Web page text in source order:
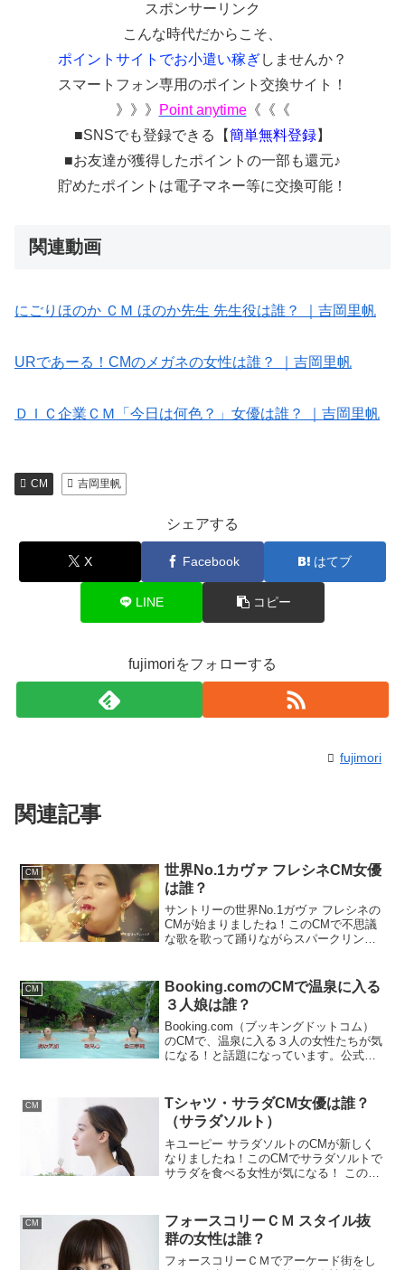
スポンサーリンク
こんな時代だからこそ、
ポイントサイトでお小遣い稼ぎしませんか？
スマートフォン専用のポイント交換サイト！
》》》
Point anytime《《《
■SNSでも登録できる【簡単無料登録】
■お友達が獲得したポイントの一部も還元♪
貯めたポイントは電子マネー等に交換可能！
関連動画
にごりほのか ＣＭ ほのか先生 先生役は誰？ ｜吉岡里帆
URであーる！CMのメガネの女性は誰？ ｜吉岡里帆
ＤＩＣ企業ＣＭ「今日は何色？」女優は誰？ ｜吉岡里帆
CM 吉岡里帆
シェアする
X Facebook はてブ
LINE コピー
fujimoriをフォローする
fujimori
関連記事
CM
世界No.1カヴァ フレシネCM女優
は誰？
サントリーの世界No.1ガヴァ フレシネの
CMが始まりましたね！このCMで不思議
な歌を歌って踊りながらスパークリング
イしよう。そうしよう。女性がグラスを
持って踊りな...
CM
Booking.comのCMで温泉に入る
３人娘は誰？
Booking.com（ブッキングドットコム）
のCMで、温泉に入る３人の女性たちが気
になる！と話題になっています。公式動
に非公式ではありますが、CMを保存して
下さっ...
CM
Tシャツ・サラダCM女優は誰？
（サラダソルト）
キユーピー サラダソルトのCMが新しく
なりましたね！このCMでサラダソルトで
サラダを食べる女性が気になる！ この女
も出かけない。」誰かが、新鮮な野菜を
ちぎって、サラダ...
CM
フォースコリーＣＭ スタイル抜
群の女性は誰？
フォースコリーＣＭでアーケード街をし